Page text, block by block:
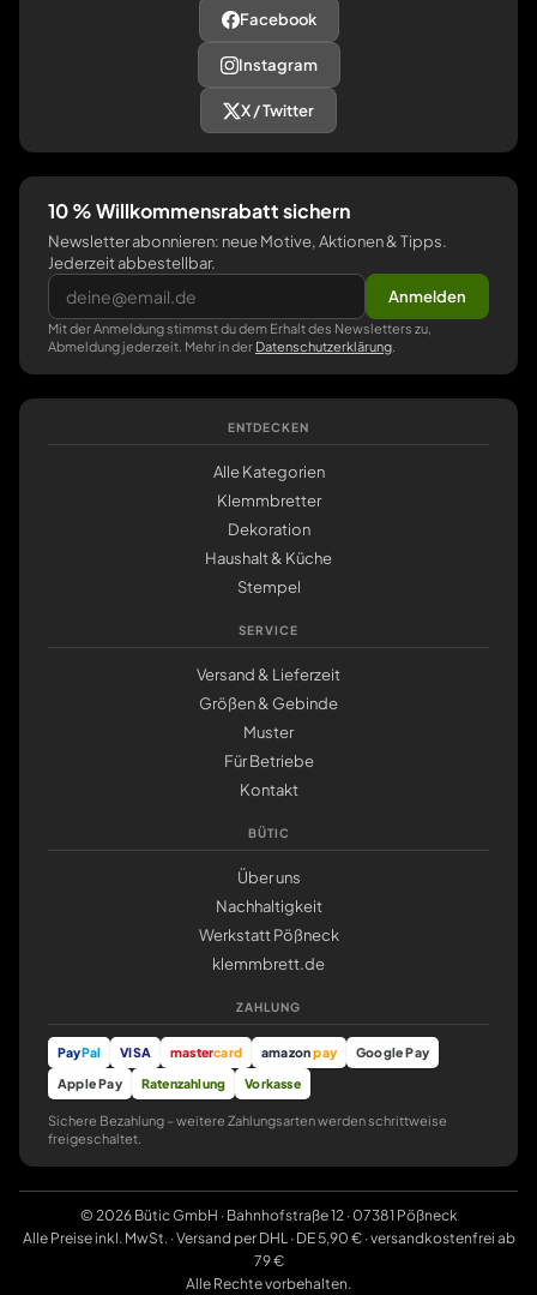
Facebook
Instagram
X / Twitter
10 % Willkommensrabatt sichern
Newsletter abonnieren: neue Motive, Aktionen & Tipps.
Jederzeit abbestellbar.
Anmelden
Mit der Anmeldung stimmst du dem Erhalt des Newsletters zu,
Abmeldung jederzeit. Mehr in der Datenschutzerklärung
ENTDECKEN
Alle Kategorien
Klemmbretter
Dekoration
Haushalt & Küche
Stempel
SERVICE
Versand & Lieferzeit
Größen & Gebinde
Muster
Für Betriebe
Kontakt
BÜTIC
Über uns
Nachhaltigkeit
Werkstatt Pößneck
klemmbrett.de
ZAHLUNG
PayPal VISA mastercard amazonpay
Google Pay
Apple Pay
Ratenzahlung Vorkasse
Sichere Bezahlung – weitere Zahlungsarten werden schrittweise
freigeschaltet.
© 2026 Bütic GmbH · Bahnhofstraße 12 · 07381 Pößneck
Alle Preise inkl. MwSt. · Versand per DHL · DE 5,90 € · versandkostenfrei ab
79 €
Alle Rechte vorbehalten.